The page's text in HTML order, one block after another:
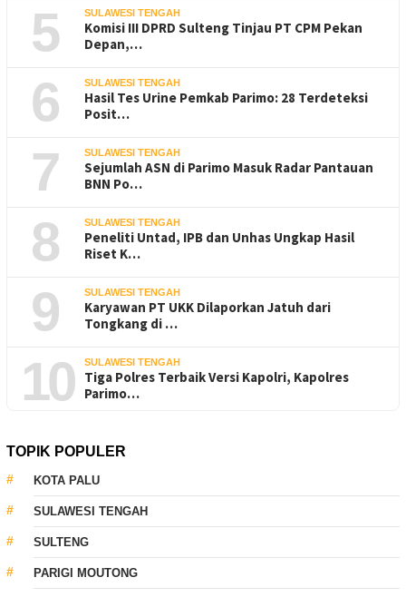
5 SULAWESI TENGAH
Komisi III DPRD Sulteng Tinjau PT CPM Pekan
Depan,…
6 SULAWESI TENGAH
Hasil Tes Urine Pemkab Parimo: 28 Terdeteksi
Posit…
7 SULAWESI TENGAH
Sejumlah ASN di Parimo Masuk Radar Pantauan
BNN Po…
8 SULAWESI TENGAH
Peneliti Untad, IPB dan Unhas Ungkap Hasil
Riset K…
9 SULAWESI TENGAH
Karyawan PT UKK Dilaporkan Jatuh dari
Tongkang di …
10 SULAWESI TENGAH
Tiga Polres Terbaik Versi Kapolri, Kapolres
Parimo…
TOPIK POPULER
KOTA PALU
SULAWESI TENGAH
SULTENG
PARIGI MOUTONG